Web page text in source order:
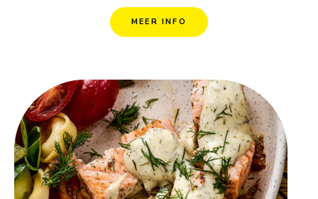
MEER INFO